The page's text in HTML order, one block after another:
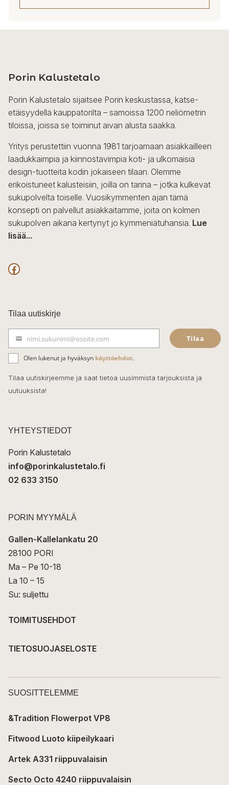
Porin Kalustetalo
Porin Kalustetalo sijaitsee Porin keskustassa, katse-
etäisyydellä kauppatorilta – samoissa 1200 neliömetrin
tiloissa, joissa se toiminut aivan alusta saakka.
Yritys perustettiin vuonna 1981 tarjoamaan asiakkailleen
laadukkaimpia ja kiinnostavimpia koti- ja ulkomaisia
design-tuotteita kodin jokaiseen tilaan. Olemme
erikoistuneet kalusteisiin, joilla on tarina – jotka kulkevat
sukupolvelta toiselle. Vuosikymmenten ajan tämä
konsepti on palvellut asiakkaitamme, joita on kolmen
sukupolven aikana kertynyt jo kymmeniätuhansia. Lue
lisää...
F
c
e
b
o
o
k
Tilaa uutiskirje
ä
h
k
p
t
nimi.sukunimi@osoite.com Tilaa
Olen lukenut ja hyväksyn käyttöehdot.
Tilaa uutiskirjeemme ja saat tietoa uusimmista tarjouksista ja
uutuuksista!
YHTEYSTIEDOT
Porin Kalustetalo
info@porinkalustetalo.fi
02 633 3150
PORIN MYYMÄLÄ
Gallen-Kallelankatu 20
28100 PORI
Ma – Pe 10-18
La 10 – 15
Su: suljettu
TOIMITUSEHDOT
TIETOSUOJASELOSTE
SUOSITTELEMME
&Tradition Flowerpot VP8
Fitwood Luoto kiipeilykaari
Artek A331 riippuvalaisin
Secto Octo 4240 riippuvalaisin